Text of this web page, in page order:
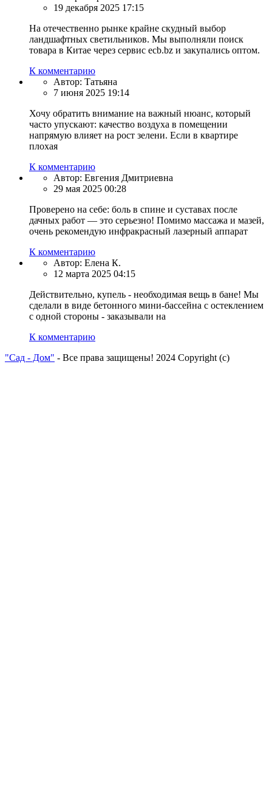
19 декабря 2025 17:15
На отечественно рынке крайне скудный выбор
ландшафтных светильников. Мы выполняли поиск
товара в Китае через сервис ecb.bz и закупались оптом.
К комментарию
Автор: Татьяна
7 июня 2025 19:14
Хочу обратить внимание на важный нюанс, который
часто упускают: качество воздуха в помещении
напрямую влияет на рост зелени. Если в квартире
плохая
К комментарию
Автор: Евгения Дмитриевна
29 мая 2025 00:28
Проверено на себе: боль в спине и суставах после
дачных работ — это серьезно! Помимо массажа и мазей,
очень рекомендую инфракрасный лазерный аппарат
К комментарию
Автор: Елена К.
12 марта 2025 04:15
Действительно, купель - необходимая вещь в бане! Мы
сделали в виде бетонного мини-бассейна с остеклением
с одной стороны - заказывали на
К комментарию
"Сад - Дом" - Все права защищены! 2024 Copyright (с)